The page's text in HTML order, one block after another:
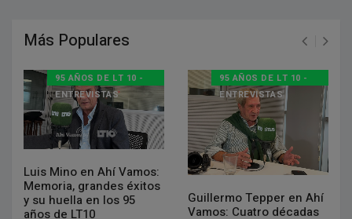
Más Populares
95 AÑOS DE LT 10 -
ENTREVISTAS
Luis Mino en Ahí Vamos:
Memoria, grandes éxitos
y su huella en los 95
años de LT10
95 AÑOS DE LT 10 -
ENTREVISTAS
Guillermo Tepper en Ahí
Vamos: Cuatro décadas